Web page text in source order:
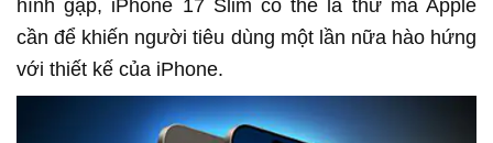
hình gập, iPhone 17 Slim có thể là thứ mà Apple
cần để khiến người tiêu dùng một lần nữa hào hứng
với thiết kế của iPhone.